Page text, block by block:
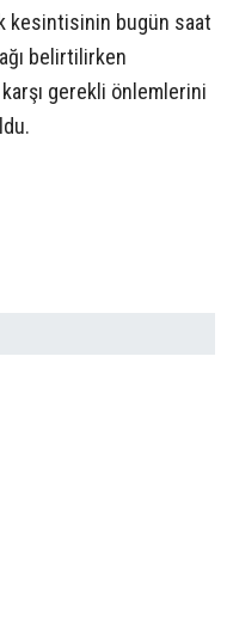
kesintisinin bugün saat
belirtilirken
gerekli önlemlerini